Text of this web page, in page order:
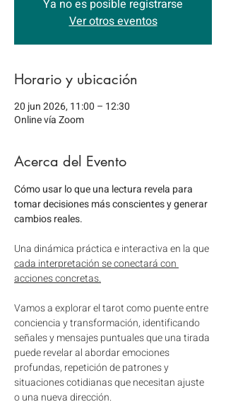
Ya no es posible registrarse
Ver otros eventos
Horario y ubicación
20 jun 2026, 11:00 – 12:30
Online vía Zoom
Acerca del Evento
Cómo usar lo que una lectura revela para
tomar decisiones más conscientes y generar
cambios reales.
Una dinámica práctica e interactiva en la que
cada interpretación se conectará con
acciones concretas.
Vamos a explorar el tarot como puente entre
conciencia y transformación, identificando
señales y mensajes puntuales que una tirada
puede revelar al abordar emociones
profundas, repetición de patrones y
situaciones cotidianas que necesitan ajuste
o una nueva dirección.